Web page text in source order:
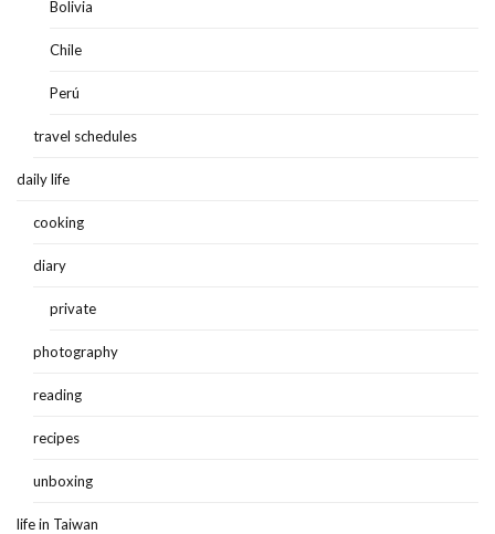
Bolivia
Chile
Perú
travel schedules
daily life
cooking
diary
private
photography
reading
recipes
unboxing
life in Taiwan